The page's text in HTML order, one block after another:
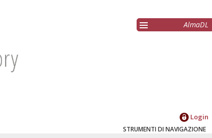
AlmaDL
Login
STRUMENTI DI NAVIGAZIONE